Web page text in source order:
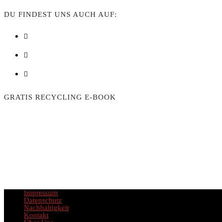
DU FINDEST UNS AUCH AUF:
GRATIS RECYCLING E-BOOK
Impressum
Datenschutz
Nachhaltigkeit
Kontakt